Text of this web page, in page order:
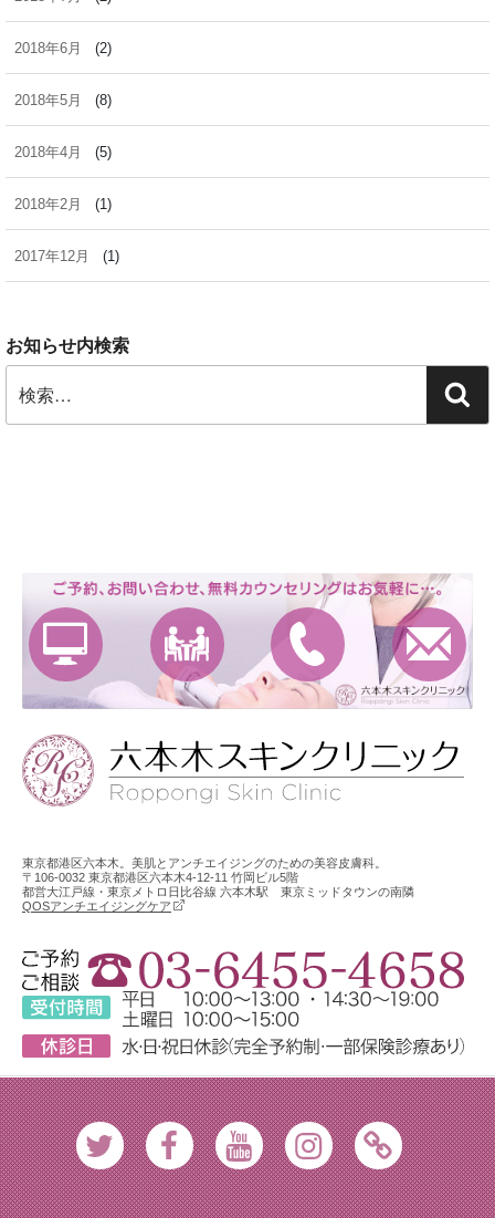
2018年6月 (2)
2018年5月 (8)
2018年4月 (5)
2018年2月 (1)
2017年12月 (1)
お知らせ内検索
索
東京都港区六本木。美肌とアンチエイジングのための美容皮膚科。
〒106-0032 東京都港区六本木4-12-11 竹岡ビル5階
都営大江戸線・東京メトロ日比谷線 六本木駅 東京ミッドタウンの南隣
QOSアンチエイジングケア
Twitter FacebookYoutube InstagramAmeblo